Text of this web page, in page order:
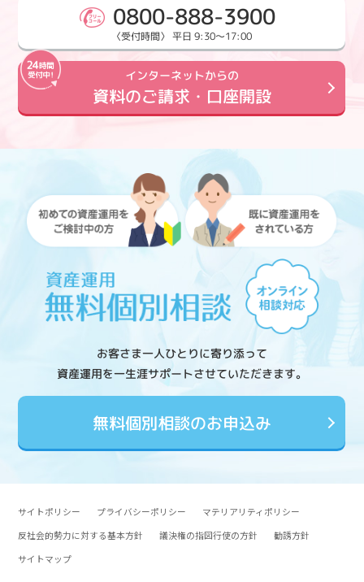
0800-888-3900
〈受付時間〉 平日 9:30～17:00
インターネットからの
資料のご請求・口座開設
お客さま一人ひとりに寄り添って
資産運用を一生涯サポートさせていただきます。
無料個別相談のお申込み
サイトポリシー プライバシーポリシー
マテリアリティポリシー
反社会的勢力に対する基本方針
議決権の指図行使の方針
勧誘方針
サイトマップ